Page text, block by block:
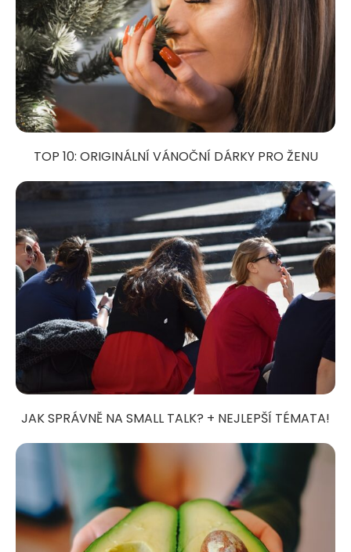
TOP 10: ORIGINÁLNÍ VÁNOČNÍ DÁRKY PRO ŽENU
JAK SPRÁVNĚ NA SMALL TALK? + NEJLEPŠÍ TÉMATA!